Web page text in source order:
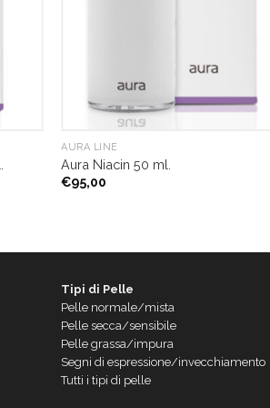
AURA LINE
Aura Niacin 50 ml.
€95,00
Tipi di Pelle
Pelle normale/mista
Pelle secca/sensibile
Pelle grassa/impura
Segni di espressione/invecchiamento
Tutti i tipi di pelle